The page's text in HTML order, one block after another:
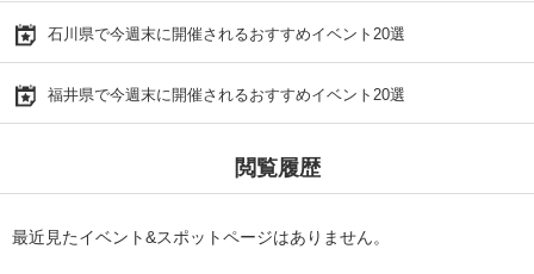
石川県で今週末に開催されるおすすめイベント20選
福井県で今週末に開催されるおすすめイベント20選
閲覧履歴
最近見たイベント&スポットページはありません。